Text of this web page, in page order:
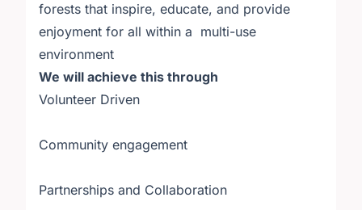
forests that inspire, educate, and provide
enjoyment for all within a multi-use
environment
We will achieve this through
Volunteer Driven
Community engagement
Partnerships and Collaboration